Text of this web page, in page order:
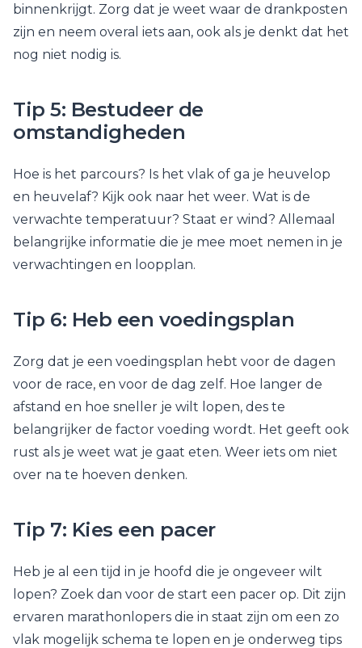
binnenkrijgt. Zorg dat je weet waar de drankposten
zijn en neem overal iets aan, ook als je denkt dat het
nog niet nodig is.
Tip 5: Bestudeer de
omstandigheden
Hoe is het parcours? Is het vlak of ga je heuvelop
en heuvelaf? Kijk ook naar het weer. Wat is de
verwachte temperatuur? Staat er wind? Allemaal
belangrijke informatie die je mee moet nemen in je
verwachtingen en loopplan.
Tip 6: Heb een voedingsplan
Zorg dat je een voedingsplan hebt voor de dagen
voor de race, en voor de dag zelf. Hoe langer de
afstand en hoe sneller je wilt lopen, des te
belangrijker de factor voeding wordt. Het geeft ook
rust als je weet wat je gaat eten. Weer iets om niet
over na te hoeven denken.
Tip 7: Kies een pacer
Heb je al een tijd in je hoofd die je ongeveer wilt
lopen? Zoek dan voor de start een pacer op. Dit zijn
ervaren marathonlopers die in staat zijn om een zo
vlak mogelijk schema te lopen en je onderweg tips